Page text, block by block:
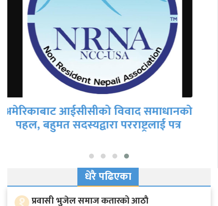
उपाध्यक्ष रेग्मीले थाले एनआरएनए भित्रको
विवाद मिलाउने पहल, निर्वाचन जितेका…
धेरै पढिएका
प्रवासी भुजेल समाज कतारको आठाै